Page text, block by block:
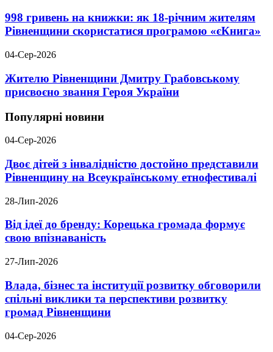
998 гривень на книжки: як 18-річним жителям
Рівненщини скористатися програмою «єКнига»
04-Сер-2026
Жителю Рівненщини Дмитру Грабовському
присвоєно звання Героя України
Популярні новини
04-Сер-2026
Двоє дітей з інвалідністю достойно представили
Рівненщину на Всеукраїнському етнофестивалі
28-Лип-2026
Від ідеї до бренду: Корецька громада формує
свою впізнаваність
27-Лип-2026
Влада, бізнес та інституції розвитку обговорили
спільні виклики та перспективи розвитку
громад Рівненщини
04-Сер-2026